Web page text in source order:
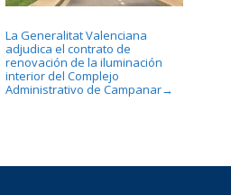
La Generalitat Valenciana
adjudica el contrato de
renovación de la iluminación
interior del Complejo
Administrativo de Campanar→